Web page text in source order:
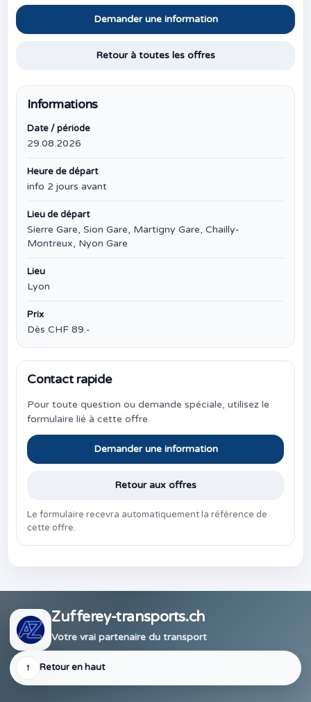
Demander une information
Retour à toutes les offres
Informations
Date / période
29.08.2026
Heure de départ
info 2 jours avant
Lieu de départ
Sierre Gare, Sion Gare, Martigny Gare, Chailly-
Montreux, Nyon Gare
Lieu
Lyon
Prix
Dès CHF 89.-
Contact rapide
Pour toute question ou demande spéciale, utilisez le
formulaire lié à cette offre.
Demander une information
Retour aux offres
Le formulaire recevra automatiquement la référence de
cette offre.
Zufferey-transports.ch
Votre vrai partenaire du transport
↑ Retour en haut